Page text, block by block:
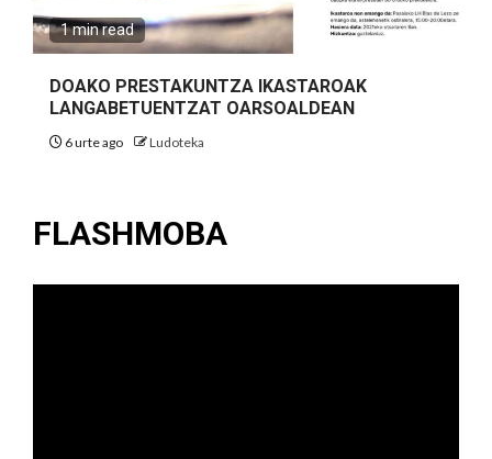
1 min read
DOAKO PRESTAKUNTZA IKASTAROAK
LANGABETUENTZAT OARSOALDEAN
6 urte ago Ludoteka
FLASHMOBA